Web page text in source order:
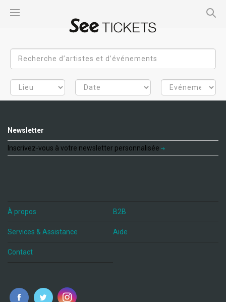
Newsletter
Inscrivez-vous à votre newsletter personnalisée
À propos B2B
Services & Assistance Aide
Contact
fr